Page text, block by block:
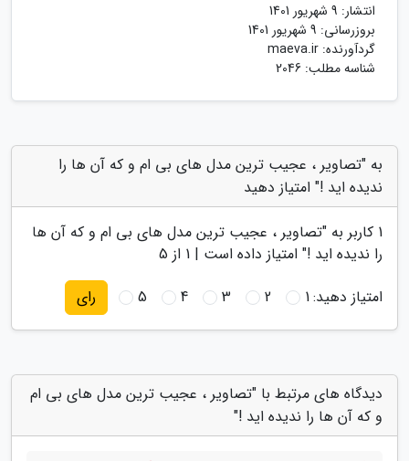
انتشار: 9 شهریور 1401
بروزرسانی: 9 شهریور 1401
گردآورنده: maeva.ir
شناسه مطلب: 2046
به "تصاویر ، عجیب ترین مدل های بی ام و که آن ها را
ندیده اید !" امتیاز دهید
1 کاربر به "تصاویر ، عجیب ترین مدل های بی ام و که آن ها
را ندیده اید !" امتیاز داده است | 1 از 5
امتیاز دهید:1
2
3
4
5 رای
دیدگاه های مرتبط با "تصاویر ، عجیب ترین مدل های بی ام
و که آن ها را ندیده اید !"